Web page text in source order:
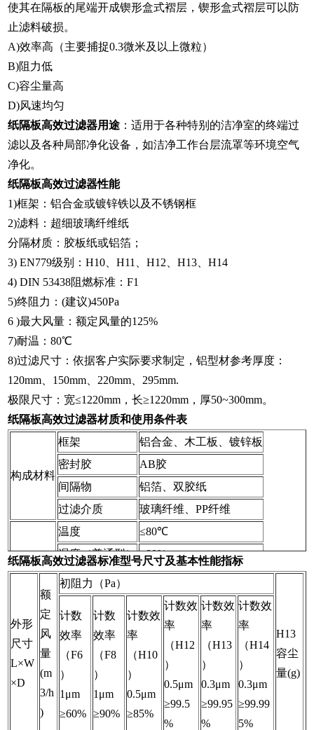
使其在隔板的尾端开成锲形盒式褶层，锲形盒式褶层可以防
止滤料破损。
A)效率高（主要捕捉0.3微米及以上微粒）
B)阻力低
C)容尘量高
D)风速均匀
纸隔板高效过滤器用途 ：适用于各种特别的洁净室的终端过
滤以及各种局部净化设备，如洁净工作台层流罩等环境空气
净化。
纸隔板高效过滤器性能
1)框架：铝合金或镀锌铁以及不锈钢框
2)滤料：超细玻璃纤维纸
分隔材质：胶板纸或铝箔；
3) EN779级别：H10、H11、H12、H13、H14
4) DIN 53438阻燃标准：F1
5)终阻力：(建议)450Pa
6 )最大风量：额定风量的125%
7)耐温：80℃
8)过滤尺寸：依据客户实际要求制定，铝型材参考厚度：
120mm、150mm、220mm、295mm.
极限尺寸：宽≤1220mm，长≥1220mm，厚50~300mm。
纸隔板高效过滤器材质和使用条件表
构成材料
框架
铝合金、木工板、镀锌板
密封胶
AB胶
间隔物
铝箔、双胶纸
过滤介质
玻璃纤维、PP纤维
使用条件
温度
≤80℃
湿度（普通型） ≤80%
湿度(防湿型)
≤100%
阻力
≤500Pa
纸隔板高效过滤器标准型号尺寸及基本性能指标
外形
尺寸
L×W
×D
额
定
风
量
(m
3/h
)
初阻力（Pa）
H13
容尘
量(g)
计数
效率
（F6
）
1μm
≥60%
计数
效率
（F8
）
1μm
≥90%
计数效
率
（H10
）
0.5μm
≥85%
计数效
率
（H12
）
0.5μm
≥99.5
%
计数效
率
（H13
）
0.3μm
≥99.95
%
计数效
率
（H14
）
0.3μm
≥99.99
5%